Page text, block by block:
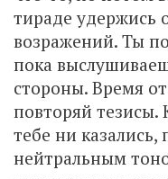
тираде удержись
возражений. Ты
пока
стороны. Время
повторяй
тебе ни казались,
нейтральным